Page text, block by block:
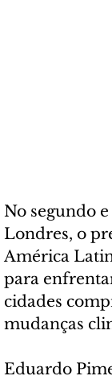
No segundo
Londres, o
América
para
cidades
mudanças
Eduardo